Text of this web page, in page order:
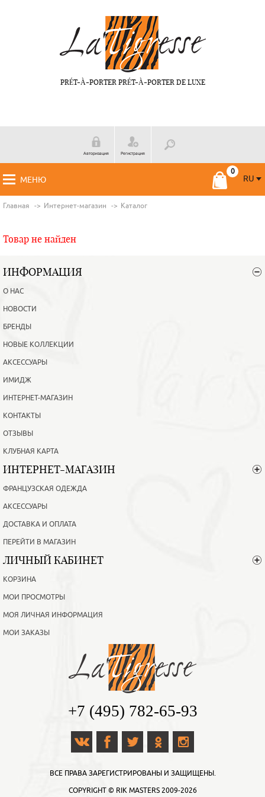
PRÉT-À-PORTER PRÉT-À-PORTER DE LUXE
Авторизация Регистрация
МЕНЮ
RU
Главная Интернет-магазин Каталог
Товар не найден
ИНФОРМАЦИЯ
О НАС
НОВОСТИ
БРЕНДЫ
НОВЫЕ КОЛЛЕКЦИИ
АКСЕССУАРЫ
ИМИДЖ
ИНТЕРНЕТ-МАГАЗИН
КОНТАКТЫ
ОТЗЫВЫ
КЛУБНАЯ КАРТА
ИНТЕРНЕТ-МАГАЗИН
ФРАНЦУЗСКАЯ ОДЕЖДА
АКСЕССУАРЫ
ДОСТАВКА И ОПЛАТА
ПЕРЕЙТИ В МАГАЗИН
ЛИЧНЫЙ КАБИНЕТ
КОРЗИНА
МОИ ПРОСМОТРЫ
МОЯ ЛИЧНАЯ ИНФОРМАЦИЯ
МОИ ЗАКАЗЫ
+7 (495) 782-65-93
ВСЕ ПРАВА ЗАРЕГИСТРИРОВАНЫ И ЗАЩИЩЕНЫ.
COPYRIGHT © RIK MASTERS2009-2026